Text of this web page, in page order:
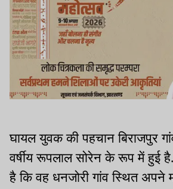
घायल युवक की पहचान बिराजपुर
वर्षीय रूपलाल सोरेन के रूप में हुई है.
है कि वह धनजोरी गांव स्थित अपने